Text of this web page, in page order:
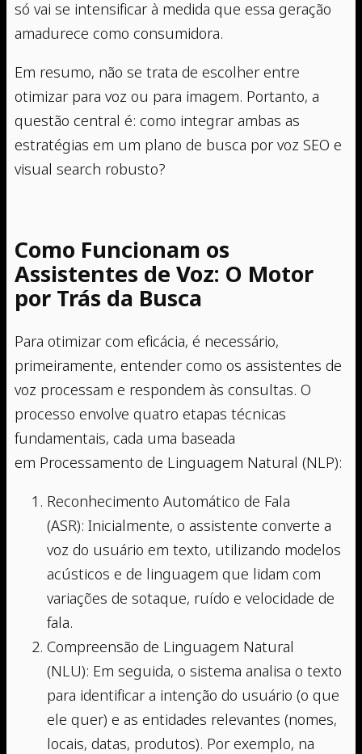
só vai se intensificar à medida que essa geração
amadurece como consumidora.
Em resumo, não se trata de escolher entre
otimizar para voz ou para imagem. Portanto, a
questão central é: como integrar ambas as
estratégias em um plano de busca por voz SEO e
visual search robusto?
Como Funcionam os
Assistentes de Voz: O Motor
por Trás da Busca
Para otimizar com eficácia, é necessário,
primeiramente, entender como os assistentes de
voz processam e respondem às consultas. O
processo envolve quatro etapas técnicas
fundamentais, cada uma baseada
em Processamento de Linguagem Natural (NLP):
Reconhecimento Automático de Fala
(ASR): Inicialmente, o assistente converte a
voz do usuário em texto, utilizando modelos
acústicos e de linguagem que lidam com
variações de sotaque, ruído e velocidade de
fala.
Compreensão de Linguagem Natural
(NLU): Em seguida, o sistema analisa o texto
para identificar a intenção do usuário (o que
ele quer) e as entidades relevantes (nomes,
locais, datas, produtos). Por exemplo, na